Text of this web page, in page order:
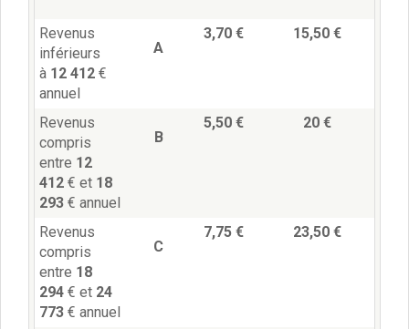
Budgets
Budget de Fonctionnement
Budget d’Investissement
Conseils municipaux
Règlement du conseil municipal
Déliberations 2026
Délibérations 2025
Délibérations 2024
Délibérations 2023
Délibérations 2022
Délibérations 2021
Délibérations 2020
Délibérations 2019
Délibérations 2018
Revenus
inférieurs
à 12 412 €
annuel
A
3,70 € 15,50 €
Revenus
compris
entre 12
412 € et 18
293 € annuel
B
5,50 € 20 €
Revenus
compris
entre 18
294 € et 24
773 € annuel
C
7,75 € 23,50 €